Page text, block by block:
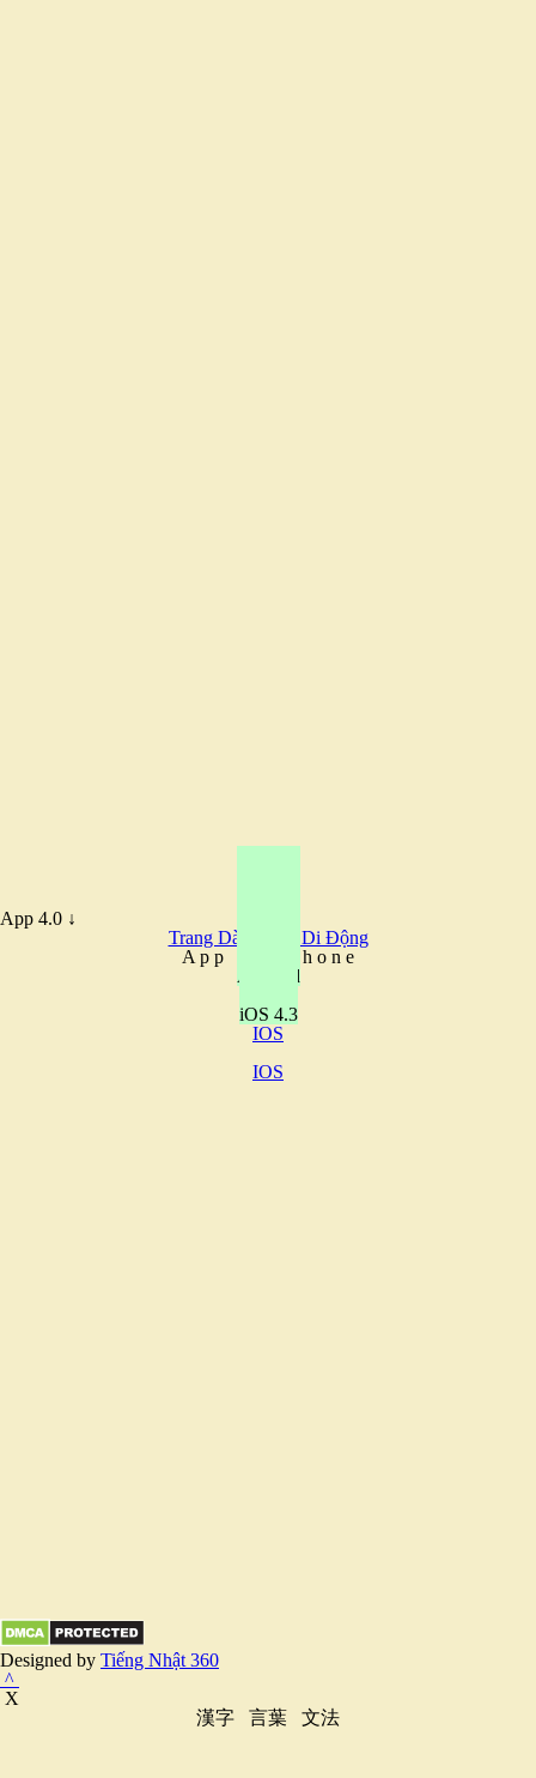
App 4.0 ↓
Trang Dành Cho Di Động
A p p h o n e
Android
iOS 4.3
IOS
IOS
Designed by Tiếng Nhật 360
^
X
漢字
言葉 文法